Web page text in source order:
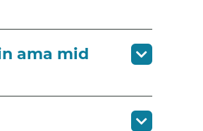
ama mid